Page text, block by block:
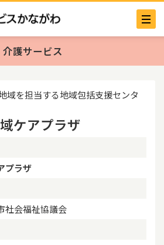
介護サービス
域を担当する地域包括支援センタ
ケアプラザ
プラザ
社会福祉協議会